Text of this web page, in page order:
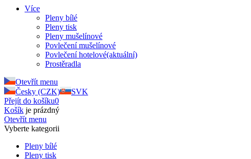
Více
Pleny bílé
Pleny tisk
Pleny mušelínové
Povlečení mušelínové
Povlečení hotelové(aktuální)
Prostěradla
Otevřít menu
Česky (CZK)
SVK
Přejít do košíku0
Košík je prázdný
Otevřít menu
Vyberte kategorii
Pleny bílé
Pleny tisk